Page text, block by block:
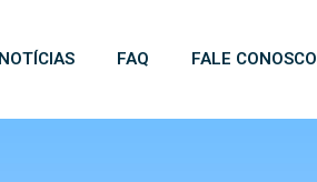
NOTÍCIAS FAQ FALE CONOSCO